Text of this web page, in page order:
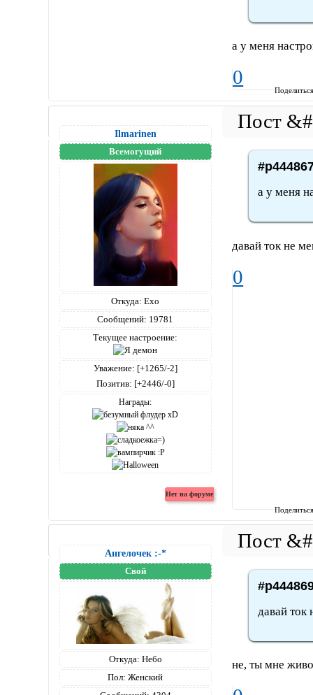
а у меня
0
Ilmarinen
Всемогущий
Откуда: Ехо
Сообщений: 19781
Текущее настроение:
Уважение: [+1265/-2]
Позитив: [+2446/-0]
Награды:
а у меня
давай ток не
0
Ангелочек :-*
Свой
Откуда: Небо
Пол: Женский
давай ток
не, ты мне